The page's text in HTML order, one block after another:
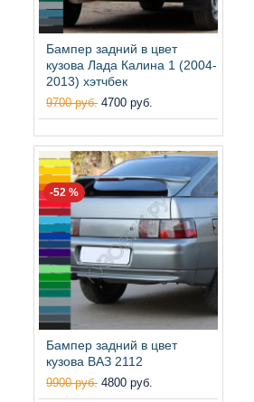
Бампер задний в цвет
кузова Лада Калина 1 (2004-
2013) хэтчбек
9700 руб. 4700 руб.
-52 %
Бампер задний в цвет
кузова ВАЗ 2112
9900 руб. 4800 руб.